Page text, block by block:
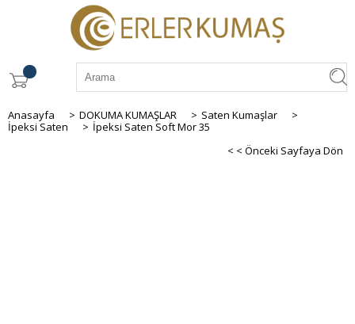
Anasayfa > DOKUMA KUMAŞLAR > Saten Kumaşlar
>
İpeksi Saten
> İpeksi Saten Soft Mor 35
< < Önceki Sayfaya Dön